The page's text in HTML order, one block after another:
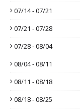
07/14 - 07/21
07/21 - 07/28
07/28 - 08/04
08/04 - 08/11
08/11 - 08/18
08/18 - 08/25